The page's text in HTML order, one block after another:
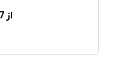
از 8٬192٬517